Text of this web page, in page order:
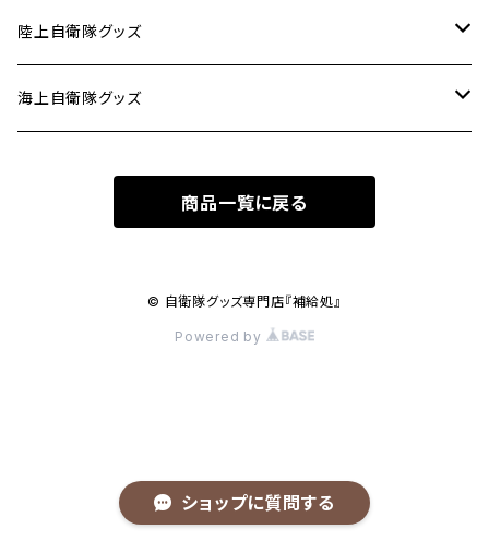
ショップに質問する
タオル
ピンバッジ
陸上自衛隊グッズ
ミリメシ
海上自衛隊グッズ
商品一覧に戻る
© 自衛隊グッズ専門店『補給処』
Powered by